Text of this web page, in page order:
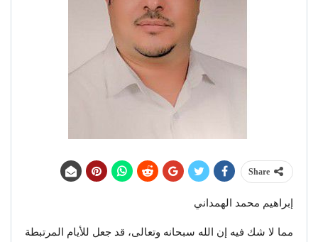
Share
إبراهيم محمد الهمداني
مما لا شك فيه إن الله سبحانه وتعالى، قد جعل للأيام المرتبطة